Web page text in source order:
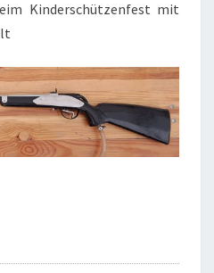
Kinderschützenfest mit